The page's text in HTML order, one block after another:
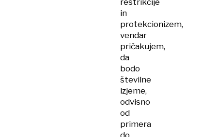
restrikcije
in
protekcionizem,
vendar
pričakujem,
da
bodo
številne
izjeme,
odvisno
od
primera